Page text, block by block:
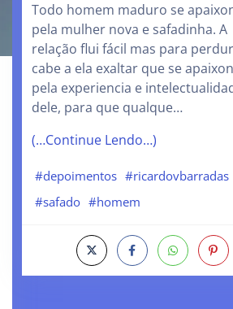
Todo homem maduro se
pela mulher nova e safadinha. A
relação flui fácil mas para
cabe a ela exaltar que se
pela experiencia e
dele, para que qualque…
(…Continue Lendo…)
#depoimentos #ricardovbarradas
#safado #homem